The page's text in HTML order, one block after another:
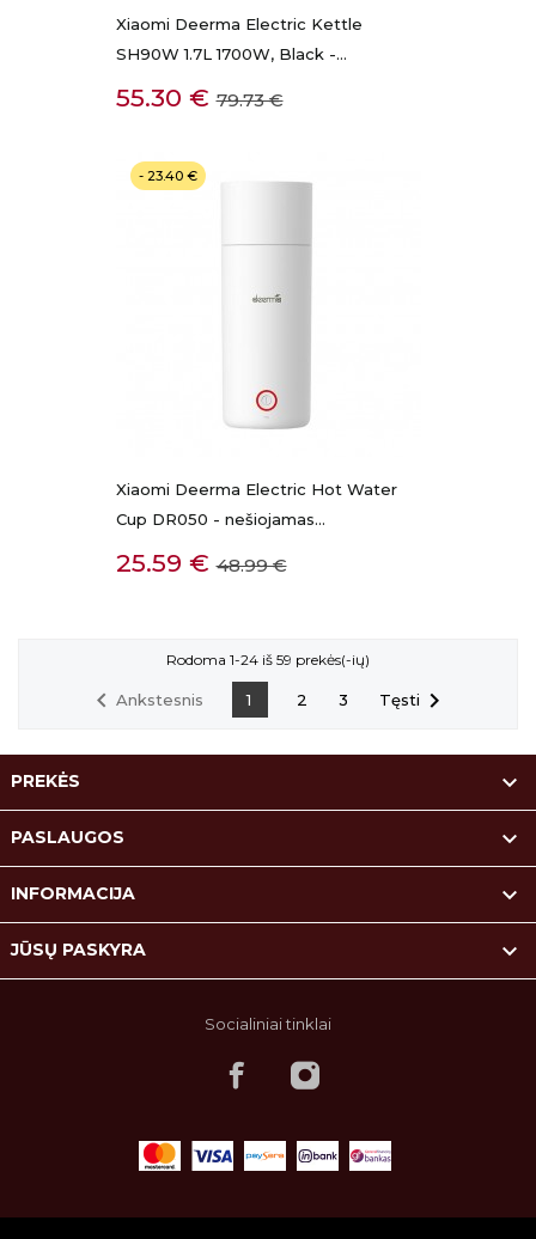
Xiaomi Deerma Electric Kettle
SH90W 1.7L 1700W, Black -...
Kaina
55.30 € Bazinė
79.73 €
Xiaomi Deerma Electric Hot Water
Cup DR050 - nešiojamas...
Kaina
25.59 € Bazinė
48.99 €
- 23.40 €
Rodoma 1-24 iš 59 prekės(-ių)
Ankstesnis 1 2 3 Tęsti 
PREKĖS 
PASLAUGOS 
INFORMACIJA 
JŪSŲ PASKYRA 
Socialiniai tinklai